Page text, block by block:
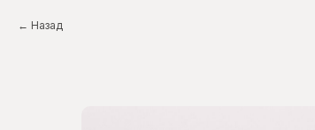
Назад